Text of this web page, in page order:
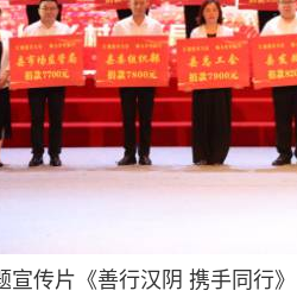
宣传片《善行汉阴 携手同行